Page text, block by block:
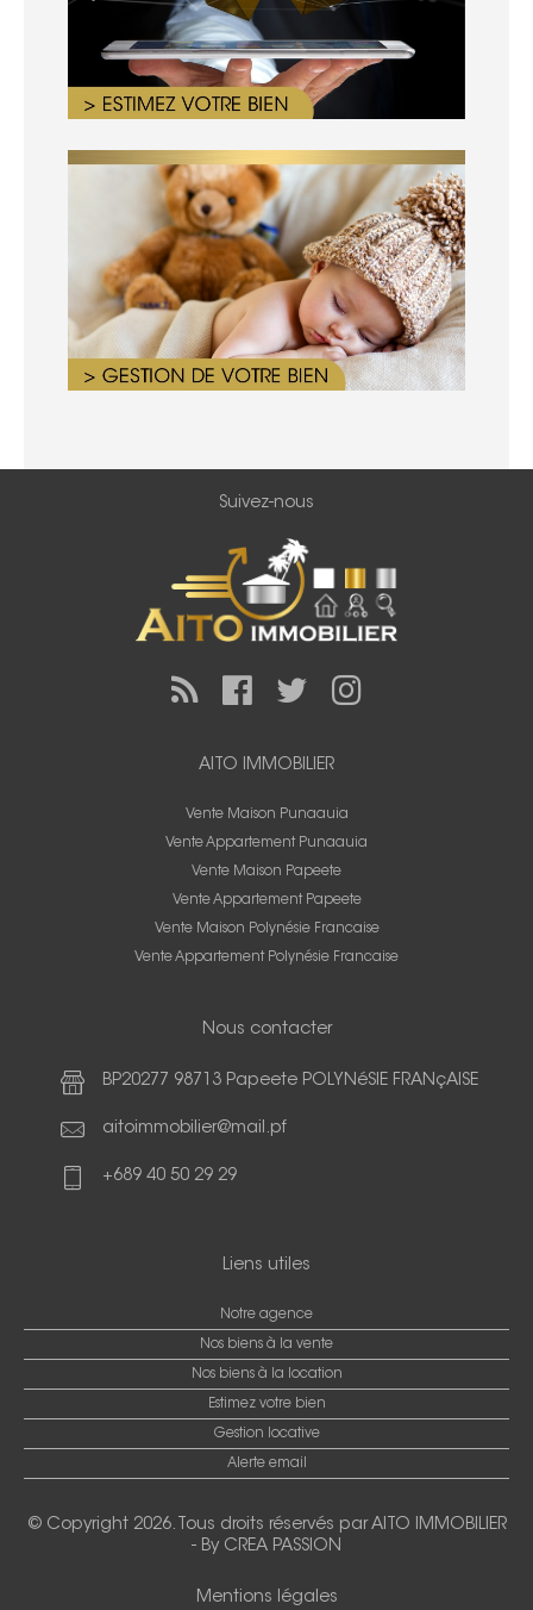
Suivez-nous
AITO IMMOBILIER
Vente Maison Punaauia
Vente Appartement Punaauia
Vente Maison Papeete
Vente Appartement Papeete
Vente Maison Polynésie Francaise
Vente Appartement Polynésie Francaise
Nous contacter
BP20277 98713 Papeete POLYNéSIE FRANçAISE
aitoimmobilier@mail.pf
+689 40 50 29 29
Liens utiles
Notre agence
Nos biens à la vente
Nos biens à la location
Estimez votre bien
Gestion locative
Alerte email
© Copyright 2026. Tous droits réservés parAITO IMMOBILIER
- By CREA PASSION
Mentions légales